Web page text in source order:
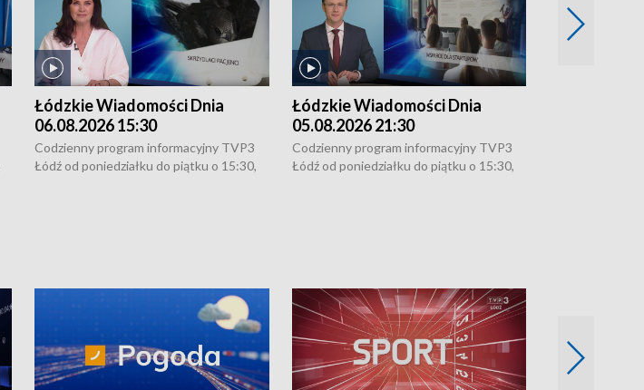
Łódzkie Wiadomości Dnia
06.08.2026 15:30
Codzienny program informacyjny TVP3
Łódź od poniedziałku do piątku o 15:30,
Łódzkie Wiadomości Dnia
05.08.2026 21:30
Codzienny program informacyjny TVP3
Łódź od poniedziałku do piątku o 15:30,